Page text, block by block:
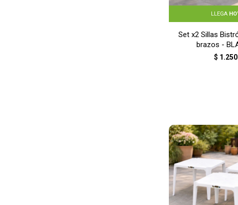
LLEGA
Set x2 Sillas
brazos -
$ 1.250